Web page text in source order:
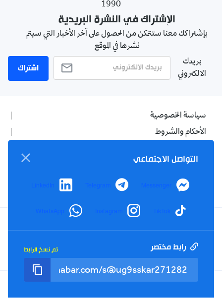
1990
الإشتراك في النشرة البريدية
بإشتراكك معنا ستتمكن من الحصول على آخر الأخبار التي سيتم
نشرها في الموقع
بريدك
الالكتروني
اشتراك
سياسة الخصوصية
الأحكام والشروط
اتصل بنا
من نحن
Facebook
YouTube
TikTok
Twitter
Tel : +213(0)023 31 69 04 - eMail :info@elkhabar.com
التواصل الاجتماعي
Messenger
Telegram
LinkedIn
TikTok
Instagram
WhatsApp
رابط مختصر تم نسخ الرابط